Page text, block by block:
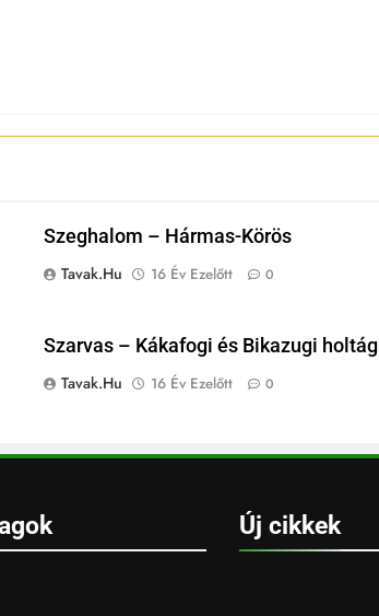
Szeghalom – Hármas-Körös
Tavak.hu
16 Év Ezelőtt 0
Szarvas – Kákafogi és Bikazugi holtág
Tavak.hu
16 Év Ezelőtt 0
Új cikkek